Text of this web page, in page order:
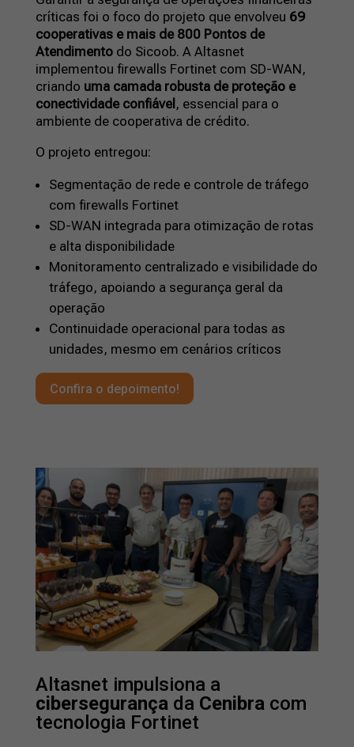
críticas foi o foco do projeto que envolveu 69
cooperativas e mais de 800 Pontos de
Atendimentodo Sicoob. A Altasnet
implementou firewalls Fortinet com SD-WAN,
criando uma camada robusta de proteção e
conectividade confiável, essencial para o
ambiente de cooperativa de crédito.
O projeto entregou:
Segmentação de rede e controle de tráfego
com firewalls Fortinet
SD-WAN integrada para otimização de rotas
e alta disponibilidade
Monitoramento centralizado e visibilidade do
tráfego, apoiando a segurança geral da
operação
Continuidade operacional para todas as
unidades, mesmo em cenários críticos
Confira o depoimento!
Altasnet impulsiona a
cibersegurançada Cenibracom
tecnologia Fortinet